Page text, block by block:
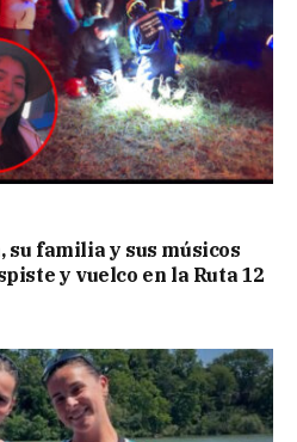
su familia y sus músicos
y vuelco en la Ruta 12